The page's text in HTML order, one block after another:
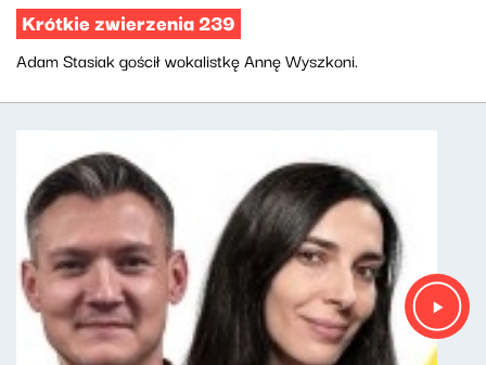
Krótkie zwierzenia 239
Adam Stasiak gościł wokalistkę Annę Wyszkoni.